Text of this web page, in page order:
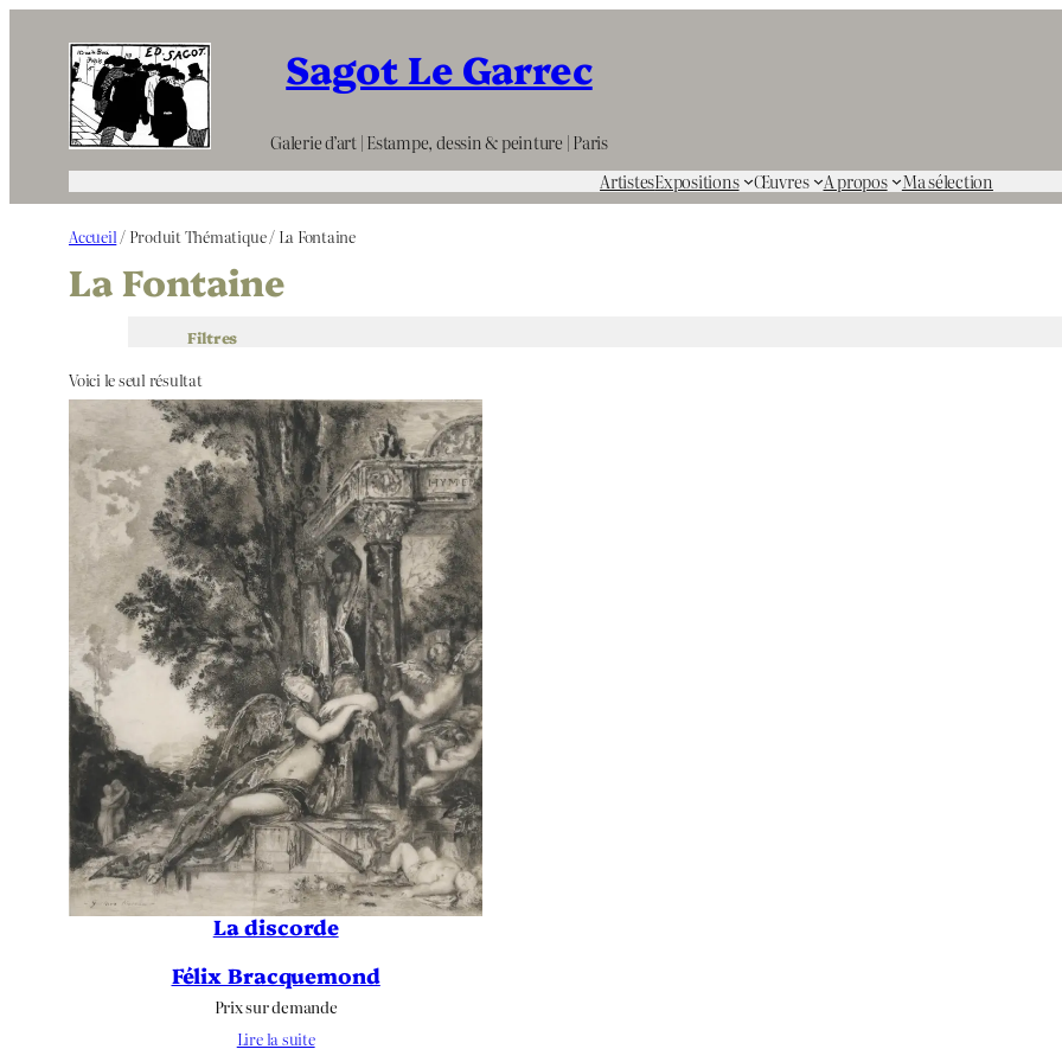
contenu
Sagot Le Garrec
Galerie d’art | Estampe, dessin & peinture | Paris
ArtistesExpositions Œuvres A propos Ma sélection
Accueil / Produit Thématique / La Fontaine
La Fontaine
Filtres
Voici le seul résultat
La discorde
Félix Bracquemond
Prix sur demande
Lire la suite